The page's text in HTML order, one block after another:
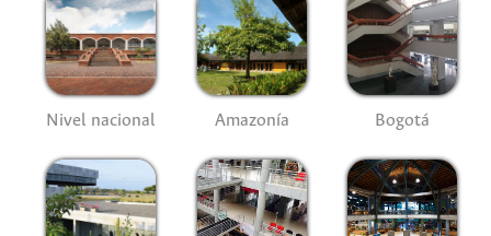
Nivel nacional Amazonía Bogotá